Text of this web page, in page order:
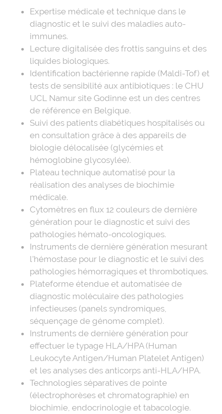
Expertise médicale et technique dans le
diagnostic et le suivi des maladies auto-
immunes.
Lecture digitalisée des frottis sanguins et des
liquides biologiques.
Identification bactérienne rapide (Maldi-Tof) et
tests de sensibilité aux antibiotiques : le CHU
UCL Namur site Godinne est un des centres
de référence en Belgique.
Suivi des patients diabétiques hospitalisés ou
en consultation grâce à des appareils de
biologie délocalisée (glycémies et
hémoglobine glycosylée).
Plateau technique automatisé pour la
réalisation des analyses de biochimie
médicale.
Cytomètres en flux 12 couleurs de dernière
génération pour le diagnostic et suivi des
pathologies hémato-oncologiques.
Instruments de dernière génération mesurant
l’hémostase pour le diagnostic et le suivi des
pathologies hémorragiques et thrombotiques.
Plateforme étendue et automatisée de
diagnostic moléculaire des pathologies
infectieuses (panels syndromiques,
séquençage de génome complet).
Instruments de dernière génération pour
effectuer le typage HLA/HPA (Human
Leukocyte Antigen/Human Platelet Antigen)
et les analyses des anticorps anti-HLA/HPA.
Technologies séparatives de pointe
(électrophorèses et chromatographie) en
biochimie, endocrinologie et tabacologie.